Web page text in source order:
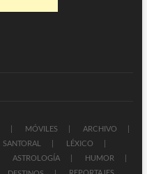
MÓVILES
ARCHIVO
SANTORAL
LÉXICO
ASTROLOGÍA
HUMOR
REPORTAJES